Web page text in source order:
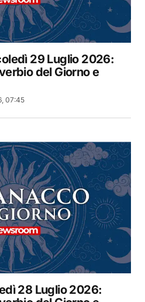
29 Luglio 2026:
del Giorno e
07:45
28 Luglio 2026: